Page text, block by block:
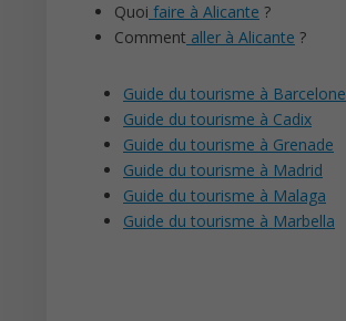
Quoi faire à Alicante ?
Comment aller à Alicante ?
Guide du tourisme à Barcelone
Guide du tourisme à Cadix
Guide du tourisme à Grenade
Guide du tourisme à Madrid
Guide du tourisme à Malaga
Guide du tourisme à Marbella